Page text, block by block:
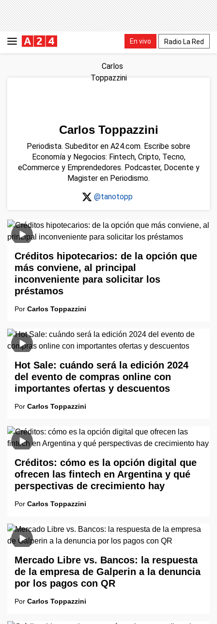
En vivo Radio La Red
Carlos Toppazzini
Periodista. Subeditor en A24.com. Escribe sobre
Economía y Negocios: Fintech, Cripto, Tecno,
eCommerce y Emprendedores. Podcaster, Docente y
Magister en Periodismo.
@tanotopp
Créditos hipotecarios: de la opción que
más conviene, al principal
inconveniente para solicitar los
préstamos
Por Carlos Toppazzini
Hot Sale: cuándo será la edición 2024
del evento de compras online con
importantes ofertas y descuentos
Por Carlos Toppazzini
Créditos: cómo es la opción digital que
ofrecen las fintech en Argentina y qué
perspectivas de crecimiento hay
Por Carlos Toppazzini
Mercado Libre vs. Bancos: la respuesta
de la empresa de Galperin a la denuncia
por los pagos con QR
Por Carlos Toppazzini